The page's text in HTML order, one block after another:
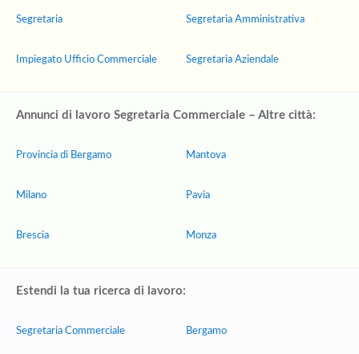
Segretaria
Impiegato Ufficio Commerciale
Segretaria Amministrativa
Segretaria Aziendale
Annunci di lavoro Segretaria Commerciale – Altre città:
Provincia di Bergamo
Milano
Brescia
Mantova
Pavia
Monza
Estendi la tua ricerca di lavoro:
Segretaria Commerciale Bergamo